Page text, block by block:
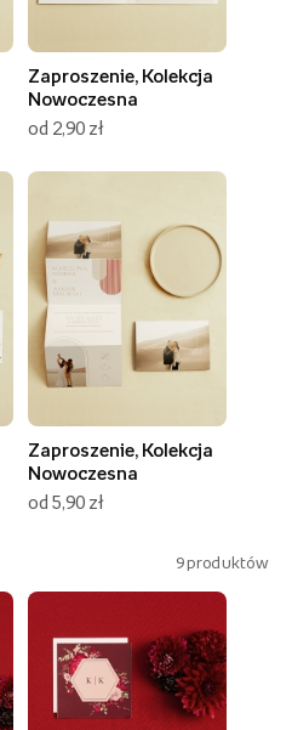
Zaproszenie, Kolekcja
Nowoczesna
od 2,90 zł
Zaproszenie, Kolekcja
Nowoczesna
od 5,90 zł
9produktów